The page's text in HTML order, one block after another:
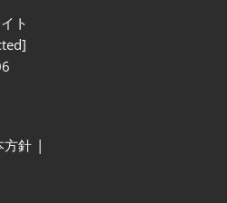
ト
方針